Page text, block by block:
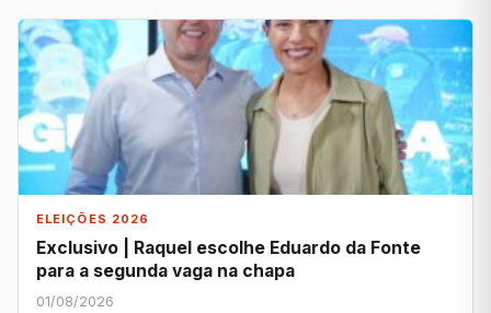
ELEIÇÕES 2026
Exclusivo | Raquel escolhe Eduardo da Fonte
para a segunda vaga na chapa
01/08/2026